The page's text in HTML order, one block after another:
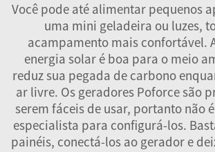
Você pode até alimentar pequenos
uma mini geladeira ou luzes,
acampamento mais confortável.
energia solar é boa para o meio
reduz sua pegada de carbono
ar livre. Os geradores Poforce são
serem fáceis de usar, portanto não
especialista para configurá-los.
painéis, conectá-los ao gerador e